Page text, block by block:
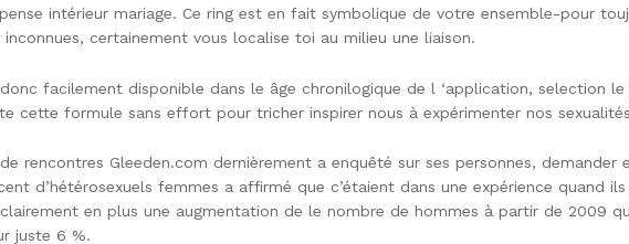
intérieur mariage. Ce ring est en fait symbolique de votre ensemble-pour
certainement vous localise toi au milieu une liaison.
facilement disponible dans le âge chronilogique de l ‘application, selection
cette formule sans effort pour tricher inspirer nous à expérimenter nos
rencontres Gleeden.com dernièrement a enquêté sur ses personnes, demander
d’hétérosexuels femmes a affirmé que c’étaient dans une expérience quand
en plus une augmentation de le nombre de hommes à partir de 2009
juste 6 %.